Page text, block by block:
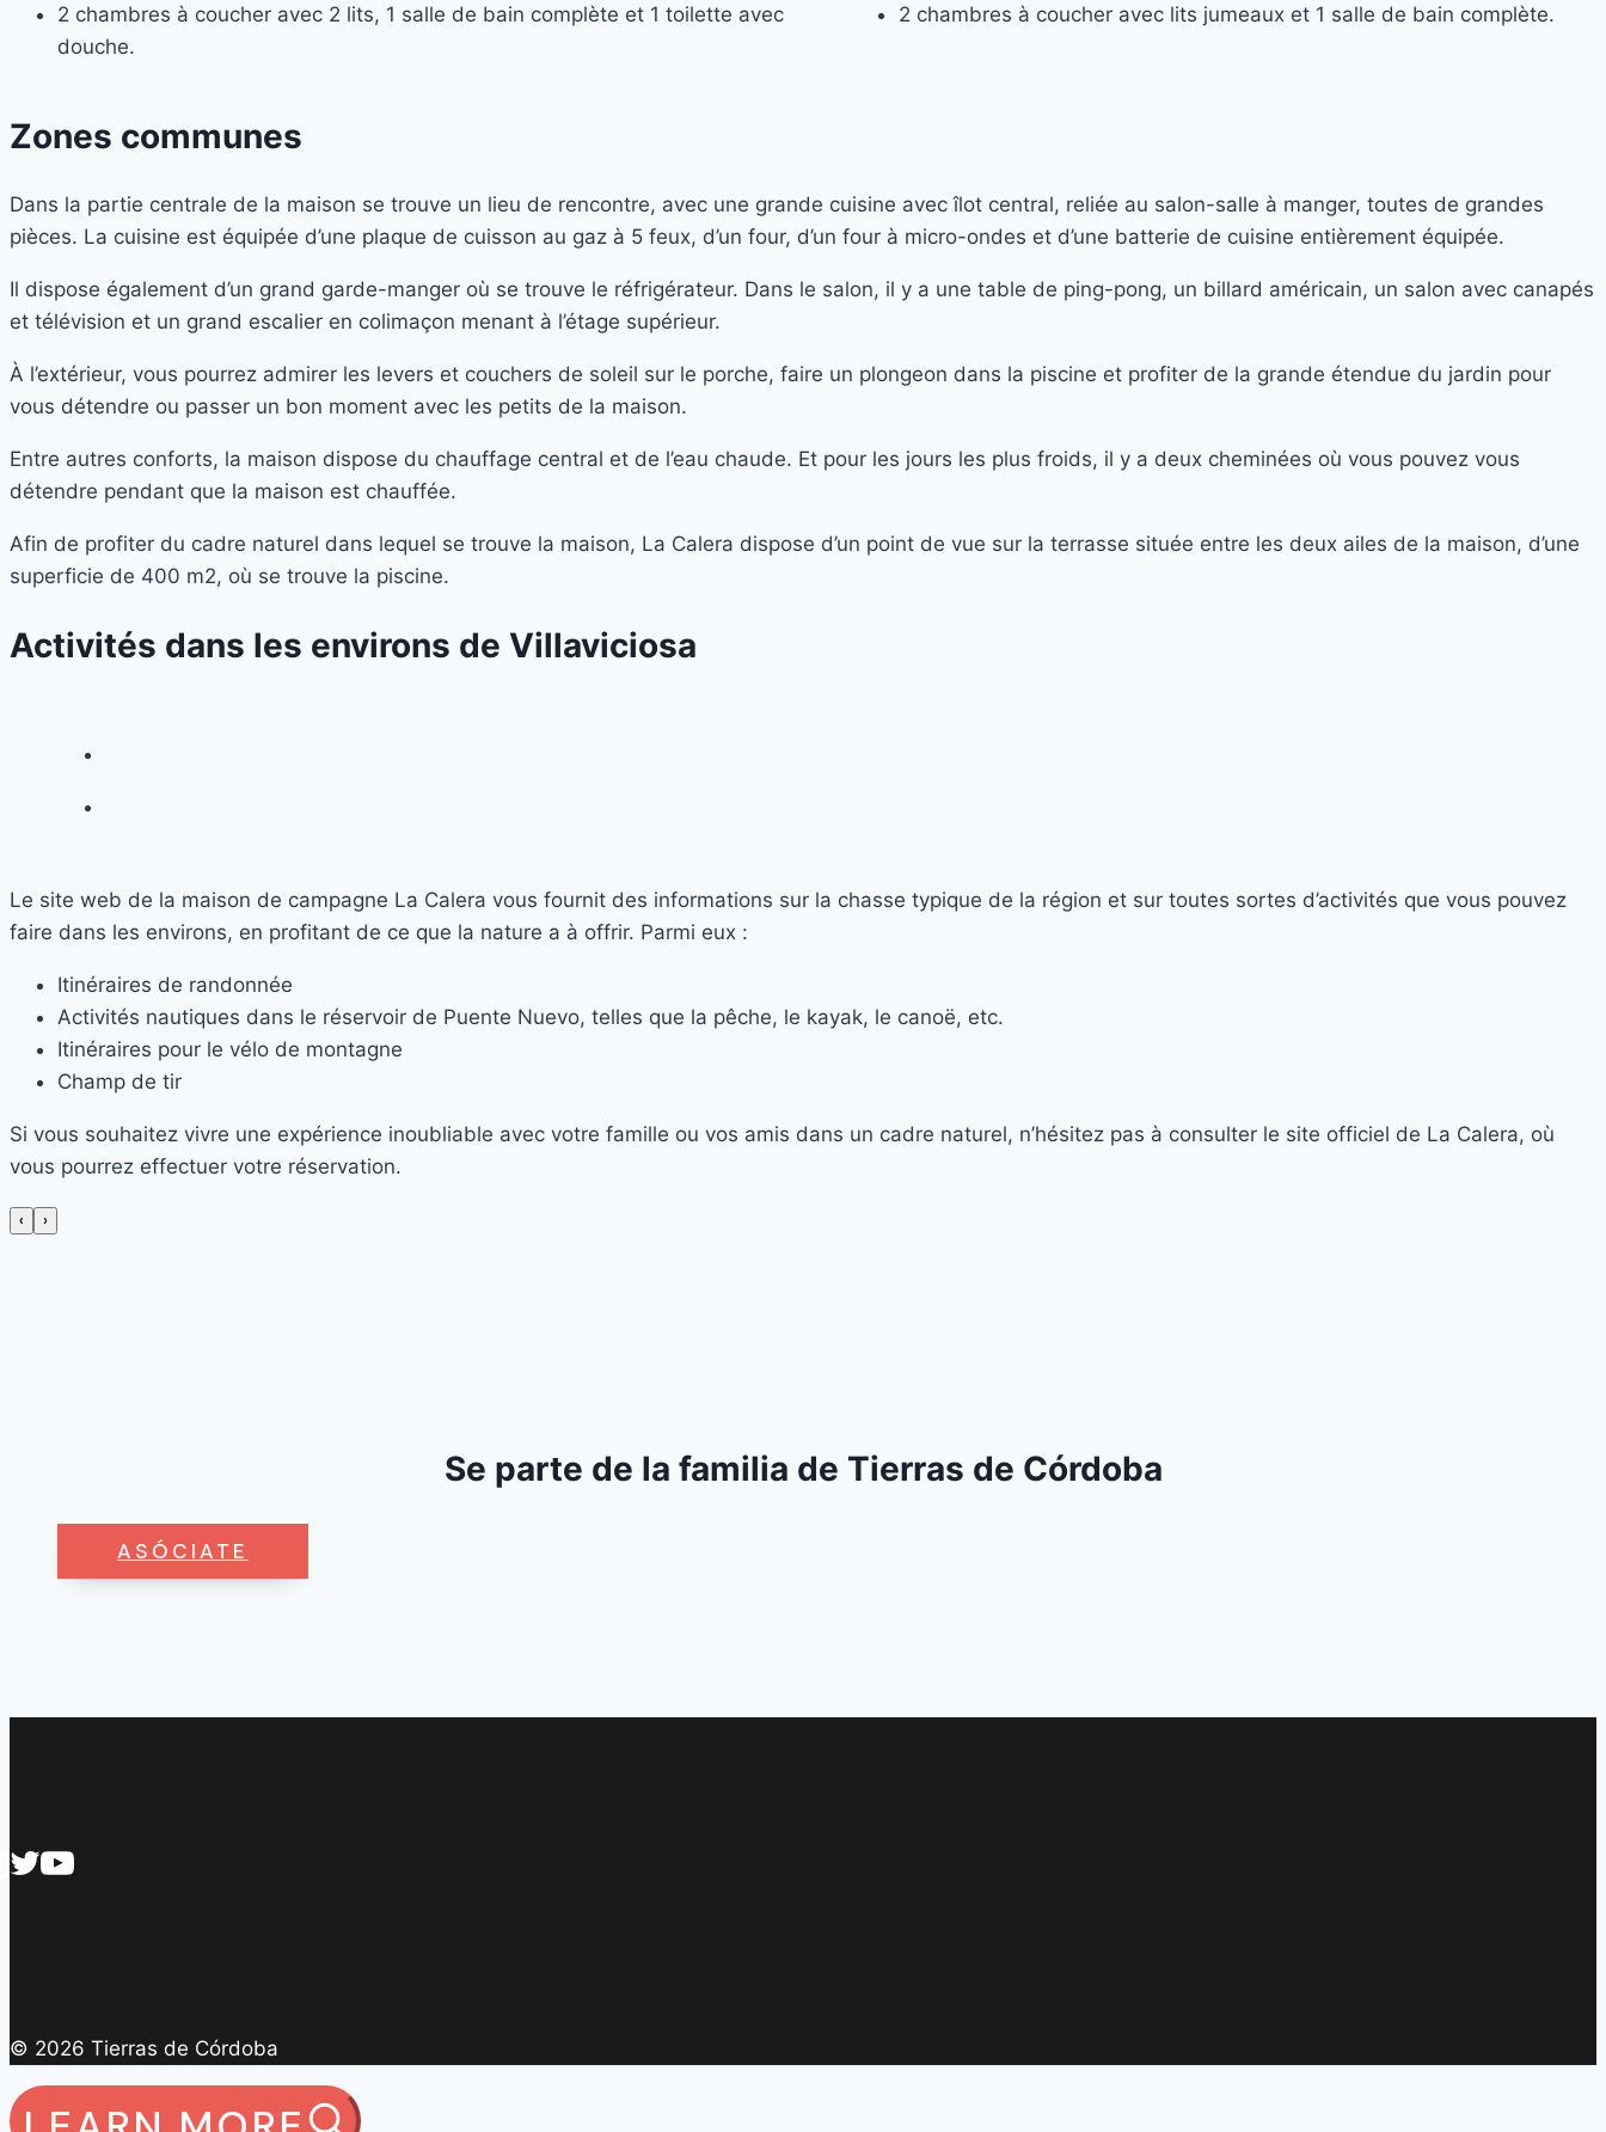
2 chambres à coucher avec 2 lits, 1 salle de bain complète et 1 toilette avec
douche.
2 chambres à coucher avec lits jumeaux et 1 salle de bain complète.
Zones communes
Dans la partie centrale de la maison se trouve un lieu de rencontre, avec une grande cuisine avec îlot central, reliée au salon-salle à manger, toutes de grandes
pièces. La cuisine est équipée d’une plaque de cuisson au gaz à 5 feux, d’un four, d’un four à micro-ondes et d’une batterie de cuisine entièrement équipée.
Il dispose également d’un grand garde-manger où se trouve le réfrigérateur. Dans le salon, il y a une table de ping-pong, un billard américain, un salon avec canapés
et télévision et un grand escalier en colimaçon menant à l’étage supérieur.
À l’extérieur, vous pourrez admirer les levers et couchers de soleil sur le porche, faire un plongeon dans la piscine et profiter de la grande étendue du jardin pour
vous détendre ou passer un bon moment avec les petits de la maison.
Entre autres conforts, la maison dispose du chauffage central et de l’eau chaude. Et pour les jours les plus froids, il y a deux cheminées où vous pouvez vous
détendre pendant que la maison est chauffée.
Afin de profiter du cadre naturel dans lequel se trouve la maison, La Calera dispose d’un point de vue sur la terrasse située entre les deux ailes de la maison, d’une
superficie de 400 m2, où se trouve la piscine.
Activités dans les environs de Villaviciosa
Le site web de la maison de campagne La Calera vous fournit des informations sur la chasse typique de la région et sur toutes sortes d’activités que vous pouvez
faire dans les environs, en profitant de ce que la nature a à offrir. Parmi eux :
Itinéraires de randonnée
Activités nautiques dans le réservoir de Puente Nuevo, telles que la pêche, le kayak, le canoë, etc.
Itinéraires pour le vélo de montagne
Champ de tir
Si vous souhaitez vivre une expérience inoubliable avec votre famille ou vos amis dans un cadre naturel, n’hésitez pas à consulter le site officiel de La Calera, où
vous pourrez effectuer votre réservation.
‹ ›
Se parte de la familia de Tierras de Córdoba
ASÓCIATE
© 2026 Tierras de Córdoba